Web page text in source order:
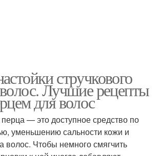
стручкового
Лучшие рецепты
для волос
— это доступное средство по
уменьшению сальности кожи и
волос. Чтобы немного смягчить